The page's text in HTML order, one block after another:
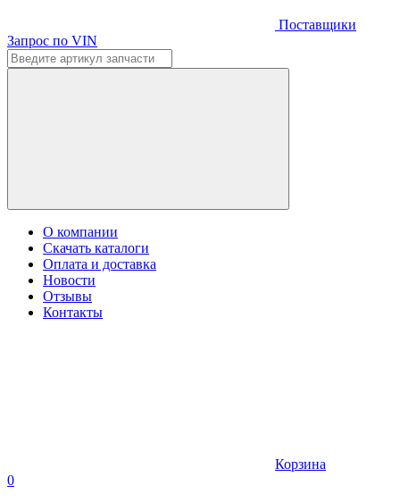
Поставщики
Запрос по VIN
О компании
Скачать каталоги
Оплата и доставка
Новости
Отзывы
Контакты
Корзина
0